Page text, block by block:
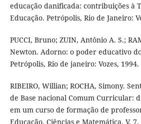
educação danificada: contribuições à
Educação. Petrópolis, Rio de Janeiro:
PUCCI, Bruno; ZUIN, Antônio A. S.;
Newton. Adorno: o poder educativo
Petrópolis, Rio de janeiro: Vozes, 1994.
RIBEIRO, Willian; ROCHA, Simony.
de Base nacional Comum Curricular:
em um curso de formação de
Educação, Ciências e Matemática. V.